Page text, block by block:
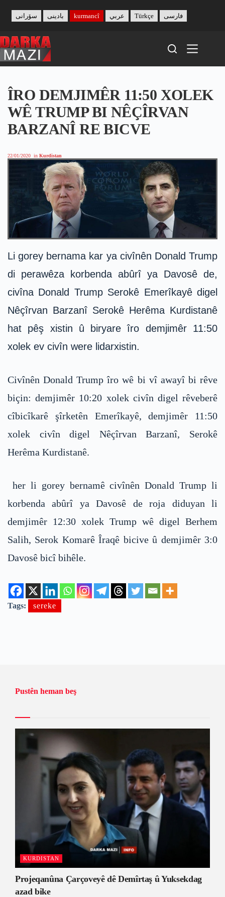
content
بادینی سۆرانی kurmancî عربي Türkçe فارسی
ÎRO DEMJIMÊR 11:50 XOLEK
WÊ TRUMP BI NÊÇÎRVAN
BARZANÎ RE BICVE
22/01/2020 in Kurdistan
Li gorey bernama kar ya civînên Donald Trump
di perawêza korbenda abûrî ya Davosê de,
civîna Donald Trump Serokê Emerîkayê digel
Nêçîrvan Barzanî Serokê Herêma Kurdistanê
hat pêş xistin û biryare îro demjimêr 11:50
xolek ev civîn were lidarxistin.
Civînên Donald Trump îro wê bi vî awayî bi rêve
biçin: demjimêr 10:20 xolek civîn digel rêveberê
cîbicîkarê şîrketên Emerîkayê, demjimêr 11:50
xolek civîn digel Nêçîrvan Barzanî, Serokê
Herêma Kurdistanê.
her li gorey bernamê civînên Donald Trump li
korbenda abûrî ya Davosê de roja diduyan li
demjimêr 12:30 xolek Trump wê digel Berhem
Salih, Serok Komarê Îraqê bicive û demjimêr 3:0
Davosê bicî bihêle.
Tags: sereke
Pustên heman beş
KURDISTAN
Projeqanûna Çarçoveyê dê Demîrtaş û Yuksekdag
azad bike